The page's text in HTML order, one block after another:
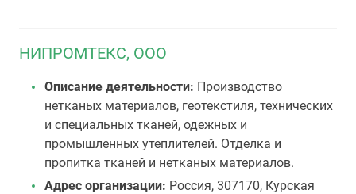
НИПРОМТЕКС, ООО
Описание деятельности: Производство
нетканых материалов, геотекстиля, технических
и специальных тканей, одежных и
промышленных утеплителей. Отделка и
пропитка тканей и нетканых материалов.
Адрес организации: Россия, 307170, Курская